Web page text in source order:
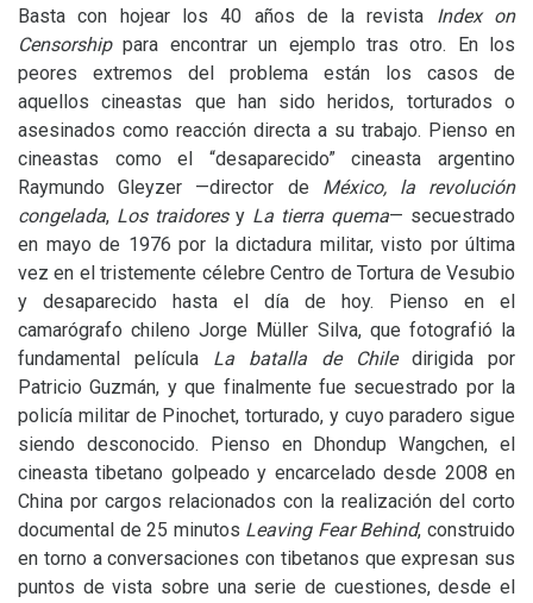
Basta con hojear los 40 años de la revista Index on
Censorshippara encontrar un ejemplo tras otro. En los
peores extremos del problema están los casos de
aquellos cineastas que han sido heridos, torturados o
asesinados como reacción directa a su trabajo. Pienso en
cineastas como el “desaparecido” cineasta argentino
Raymundo Gleyzer —director de México, la revolución
congelada, Los traidores y La tierra quema— secuestrado
en mayo de 1976 por la dictadura militar, visto por última
vez en el tristemente célebre Centro de Tortura de Vesubio
y desaparecido hasta el día de hoy. Pienso en el
camarógrafo chileno Jorge Müller Silva, que fotografió la
fundamental película La batalla de Chiledirigida por
Patricio Guzmán, y que finalmente fue secuestrado por la
policía militar de Pinochet, torturado, y cuyo paradero sigue
siendo desconocido. Pienso en Dhondup Wangchen, el
cineasta tibetano golpeado y encarcelado desde 2008 en
China por cargos relacionados con la realización del corto
documental de 25 minutos Leaving Fear Behind, construido
en torno a conversaciones con tibetanos que expresan sus
puntos de vista sobre una serie de cuestiones, desde el